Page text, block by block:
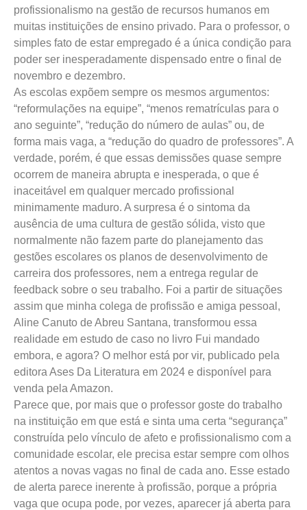
profissionalismo na gestão de recursos humanos em
muitas instituições de ensino privado. Para o professor, o
simples fato de estar empregado é a única condição para
poder ser inesperadamente dispensado entre o final de
novembro e dezembro.
As escolas expõem sempre os mesmos argumentos:
“reformulações na equipe”, “menos rematrículas para o
ano seguinte”, “redução do número de aulas” ou, de
forma mais vaga, a “redução do quadro de professores”. A
verdade, porém, é que essas demissões quase sempre
ocorrem de maneira abrupta e inesperada, o que é
inaceitável em qualquer mercado profissional
minimamente maduro. A surpresa é o sintoma da
ausência de uma cultura de gestão sólida, visto que
normalmente não fazem parte do planejamento das
gestões escolares os planos de desenvolvimento de
carreira dos professores, nem a entrega regular de
feedback sobre o seu trabalho. Foi a partir de situações
assim que minha colega de profissão e amiga pessoal,
Aline Canuto de Abreu Santana, transformou essa
realidade em estudo de caso no livro Fui mandado
embora, e agora? O melhor está por vir, publicado pela
editora Ases Da Literatura em 2024 e disponível para
venda pela Amazon.
Parece que, por mais que o professor goste do trabalho
na instituição em que está e sinta uma certa “segurança”
construída pelo vínculo de afeto e profissionalismo com a
comunidade escolar, ele precisa estar sempre com olhos
atentos a novas vagas no final de cada ano. Esse estado
de alerta parece inerente à profissão, porque a própria
vaga que ocupa pode, por vezes, aparecer já aberta para